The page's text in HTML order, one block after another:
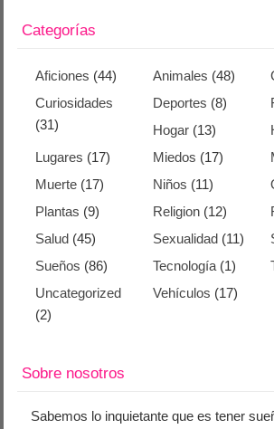
Categorías
Aficiones (44) Animales (48)
Curiosidades
(31)
Deportes (8)
Hogar (13)
Lugares (17) Miedos (17)
Muerte (17) Niños (11)
Plantas (9) Religion (12)
Salud (45) Sexualidad (11)
Sueños (86) Tecnología (1)
Uncategorized
(2)
Vehículos (17)
Sobre nosotros
Sabemos lo inquietante que es tener